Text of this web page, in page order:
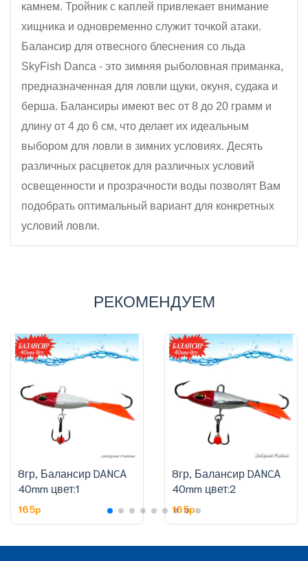
камнем. Тройник с каплей привлекает внимание
хищника и одновременно служит точкой атаки.
Балансир для отвесного блеснения со льда
SkyFish Danca - это зимняя рыболовная приманка,
предназначенная для ловли щуки, окуня, судака и
берша. Балансиры имеют вес от 8 до 20 грамм и
длину от 4 до 6 см, что делает их идеальным
выбором для ловли в зимних условиях. Десять
различных расцветок для различных условий
освещенности и прозрачности воды позволят Вам
подобрать оптимальный вариант для конкретных
условий ловли.
РЕКОМЕНДУЕМ
8гр, Балансир DANCA
40mm цвет:1
165p
8гр, Балансир DANCA
40mm цвет:2
165p